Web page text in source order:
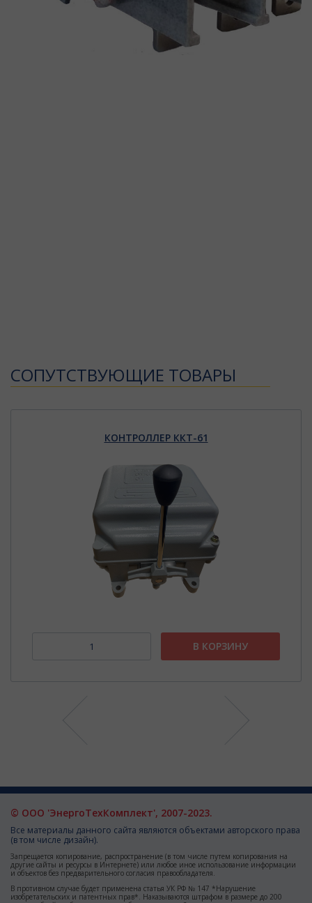
CОПУТСТВУЮЩИЕ ТОВАРЫ
КОНТРОЛЛЕР ККТ-61
В КОРЗИНУ
© ООО 'ЭнергоТехКомплект', 2007-2023.
Все материалы данного сайта являются объектами авторского права
(в том числе дизайн).
Запрещается копирование, распространение (в том числе путем копирования на
другие сайты и ресурсы в Интернете) или любое иное использование информации
и объектов без предварительного согласия правообладателя.
В противном случае будет применена статья УК РФ № 147 *Нарушение
изобретательских и патентных прав*. Наказываются штрафом в размере до 200